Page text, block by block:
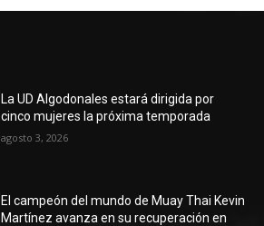
La UD Algodonales estará dirigida por
cinco mujeres la próxima temporada
agosto 3, 2026
El campeón del mundo de Muay Thai Kevin
Martínez avanza en su recuperación en